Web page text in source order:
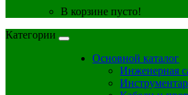
В корзине пусто!
Категории
Основной каталог
Инженерная